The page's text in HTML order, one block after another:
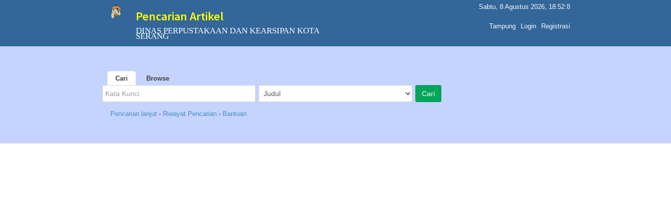
Pencarian Artikel
DINAS PERPUSTAKAAN DAN KEARSIPAN KOTA
SERANG
Sabtu, 8 Agustus 2026, 18:52:8
Tampung Login Registrasi
Cari Browse
Pencarian lanjut - Riwayat Pencarian - Bantuan